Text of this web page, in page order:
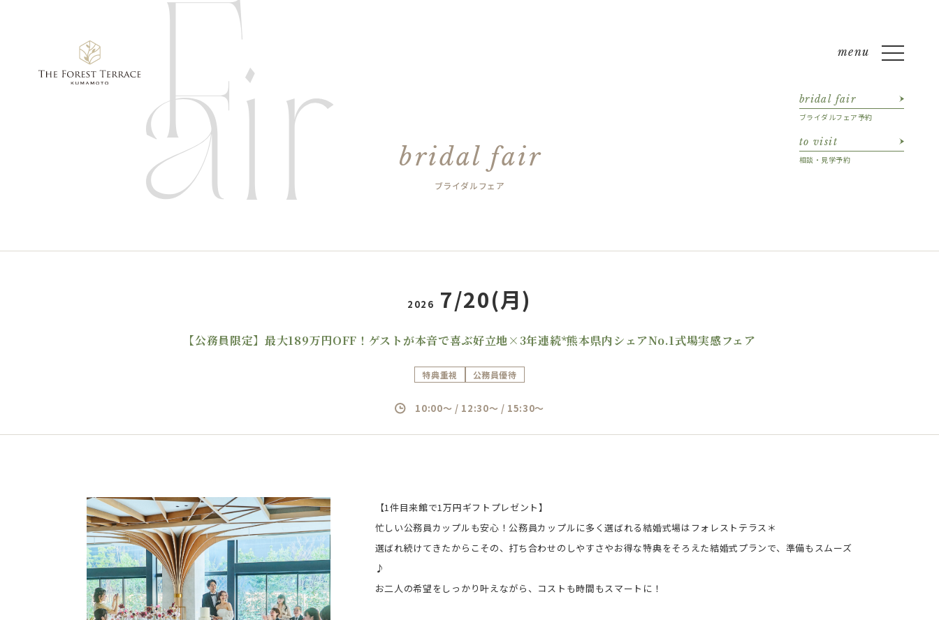
bridal fair
ブライダルフェア予約
to visit
相談・見学予約
bridal fair
ブライダルフェア
2026 7/20(月)
【公務員限定】最大189万円OFF！ゲストが本音で喜ぶ好立地×3年連続*熊本県内シェアNo.1式場実感フェア
特典重視 公務員優待
10:00～ / 12:30～ / 15:30～
【1件目来館で1万円ギフトプレゼント】
忙しい公務員カップルも安心！公務員カップルに多く選ばれる結婚式場はフォレストテラス＊
選ばれ続けてきたからこその、打ち合わせのしやすさやお得な特典をそろえた結婚式プランで、準備もスムーズ
♪
お二人の希望をしっかり叶えながら、コストも時間もスマートに！